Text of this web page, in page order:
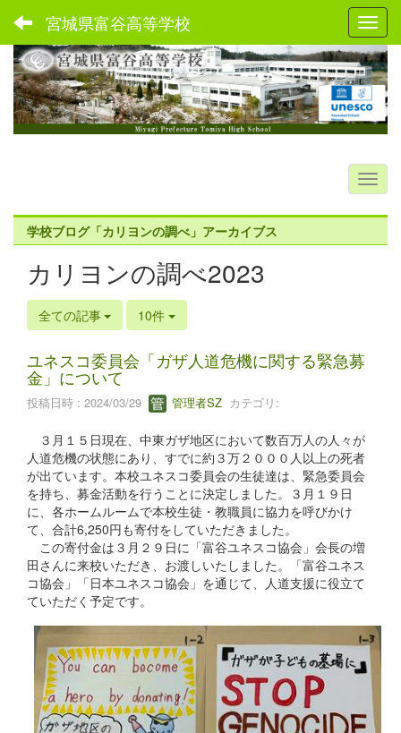
宮城県富谷高等学校
学校ブログ「カリヨンの調べ」アーカイブス
カリヨンの調べ2023
全ての記事 10件
ユネスコ委員会「ガザ人道危機に関する緊急募
金」について
投稿日時 : 2024/03/29 管理者SZ カテゴリ:
３月１５日現在、中東ガザ地区において数百万人の人々が
人道危機の状態にあり、すでに約３万２０００人以上の死者
が出ています。本校ユネスコ委員会の生徒達は、緊急委員会
を持ち、募金活動を行うことに決定しました。３月１９日
に、各ホームルームで本校生徒・教職員に協力を呼びかけ
て、合計6,250円も寄付をしていただきました。
この寄付金は３月２９日に「富谷ユネスコ協会」会長の増
田さんに来校いただき、お渡しいたしました。「富谷ユネス
コ協会」「日本ユネスコ協会」を通じて、人道支援に役立て
ていただく予定です。